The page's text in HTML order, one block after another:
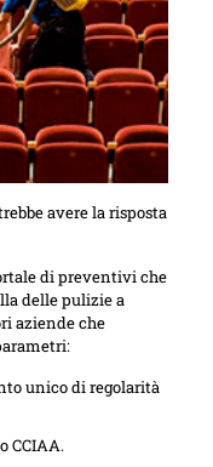
avere la risposta
di preventivi che
delle pulizie a
aziende che
unico di regolarità
CCIAA.